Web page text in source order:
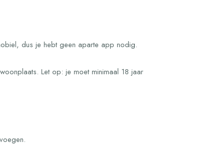
dus je hebt geen aparte app nodig.
Let op: je moet minimaal 18 jaar